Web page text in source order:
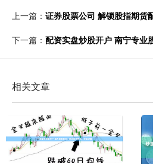
上一篇： 证券股票公司 解锁股指期货
下一篇： 配资实盘炒股开户 南宁专业
相关文章